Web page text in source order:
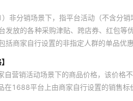
1）非分销场景下，指平台活动（不含分
发放的各种采购津贴、跨店券、红包
括商家自行设置的非指定人群的单品优
自营销活动场景下的商品价格，该价格
在1688平台上由商家自行设置的销售标